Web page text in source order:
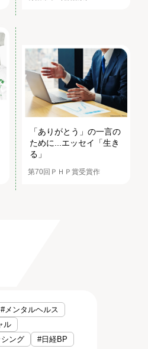
「ありがとう」の一言の
ために...エッセイ「生き
る」
第70回ＰＨＰ賞受賞作
#メンタルヘルス
ル
ング
#日経BP